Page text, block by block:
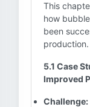
This
how
been
production.
5.1 Case
Improved
Challenge: